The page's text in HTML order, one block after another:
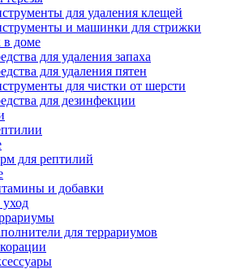
для удаления клещей
и машинки для стрижки
в доме
для удаления запаха
для удаления пятен
для чистки от шерсти
для дезинфекции
для рептилий
и добавки
для террариумов